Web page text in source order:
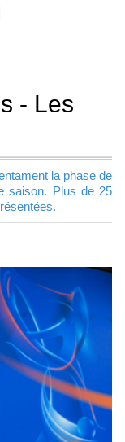
- Les
la phase de
saison. Plus de 25